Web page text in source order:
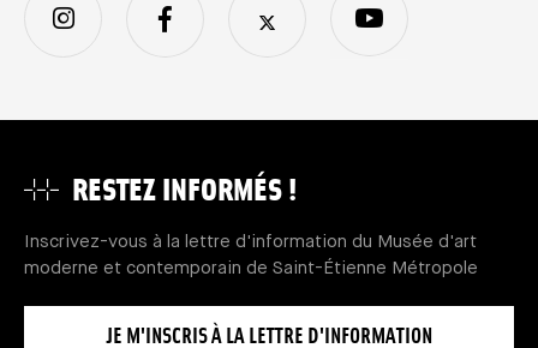
RESTEZ INFORMÉS !
Inscrivez-vous à la lettre d'information du Musée d'art
moderne et contemporain de Saint-Étienne Métropole
JE M'INSCRIS À LA LETTRE D'INFORMATION